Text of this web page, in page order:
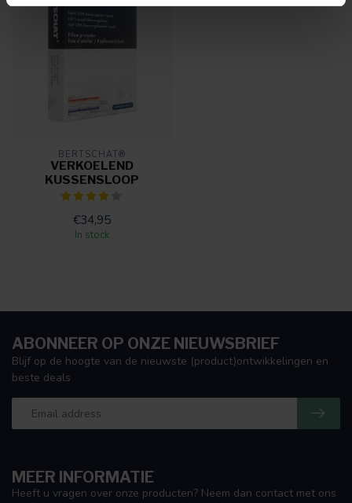
BERTSCHAT®
VERKOELEND
KUSSENSLOOP
€34,95
In stock
MEER INFORMATIE
Heeft u vragen over onze producten? Neem dan contact met ons
ABONNEER OP ONZE NIEUWSBRIEF
Blijf op de hoogte van de nieuwste (product)ontwikkelingen en
beste deals